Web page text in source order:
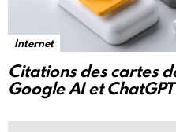
Internet
Citations des cartes
Google AI et